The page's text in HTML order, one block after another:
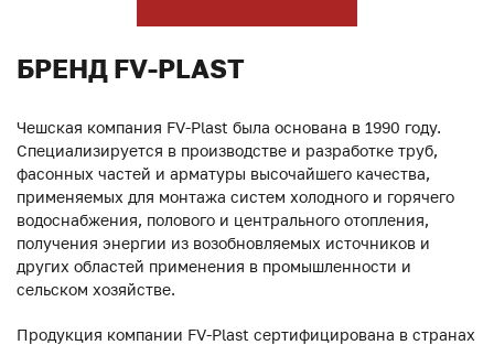
БРЕНД FV-PLAST
Чешская компания FV-Plast была основана в 1990 году.
Специализируется в производстве и разработке труб,
фасонных частей и арматуры высочайшего качества,
применяемых для монтажа систем холодного и горячего
водоснабжения, полового и центрального отопления,
получения энергии из возобновляемых источников и
других областей применения в промышленности и
сельском хозяйстве.
Продукция компании FV-Plast сертифицирована в странах